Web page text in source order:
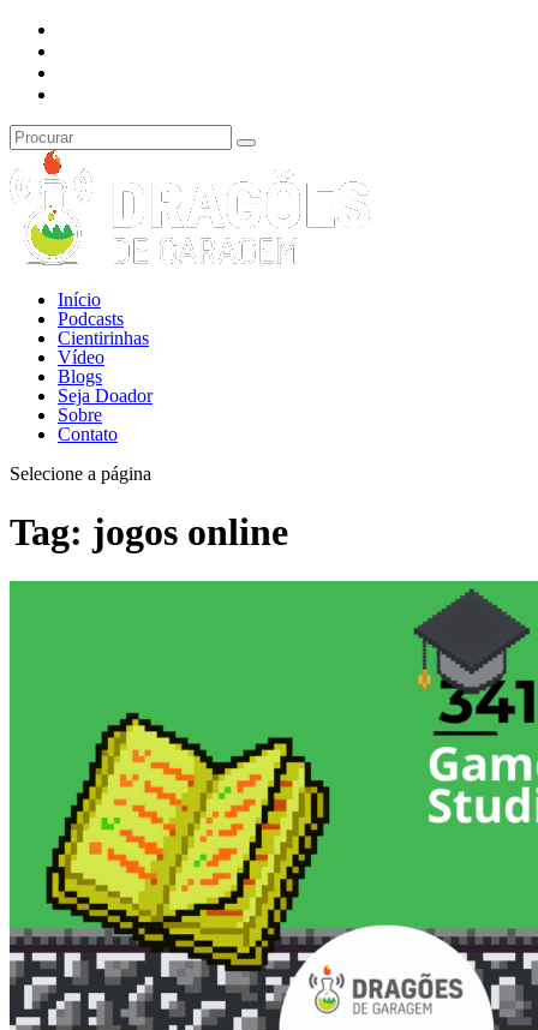
Início
Podcasts
Cientirinhas
Vídeo
Blogs
Seja Doador
Sobre
Contato
Selecione a página
Tag: jogos online